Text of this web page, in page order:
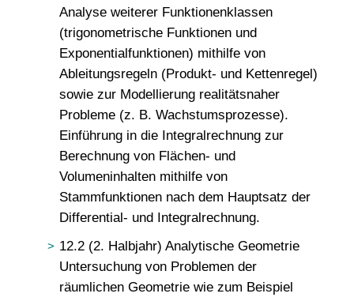
Analyse weiterer Funktionenklassen
(trigonometrische Funktionen und
Exponentialfunktionen) mithilfe von
Ableitungsregeln (Produkt- und Kettenregel)
sowie zur Modellierung realitätsnaher
Probleme (z. B. Wachstumsprozesse).
Einführung in die Integralrechnung zur
Berechnung von Flächen- und
Volumeninhalten mithilfe von
Stammfunktionen nach dem Hauptsatz der
Differential- und Integralrechnung.
12.2 (2. Halbjahr) Analytische Geometrie
Untersuchung von Problemen der
räumlichen Geometrie wie zum Beispiel